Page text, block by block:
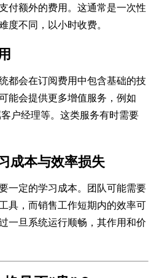
付额外的费用。这通常是一次性
度不同，以小时收费。
都会在订阅费用中包含基础的技
能会提供更多增值服务，例如
户经理等。这类服务有时需要
成本与效率损失
一定的学习成本。团队可能需要
具，而销售工作短期内的效率可
一旦系统运行顺畅，其作用和价